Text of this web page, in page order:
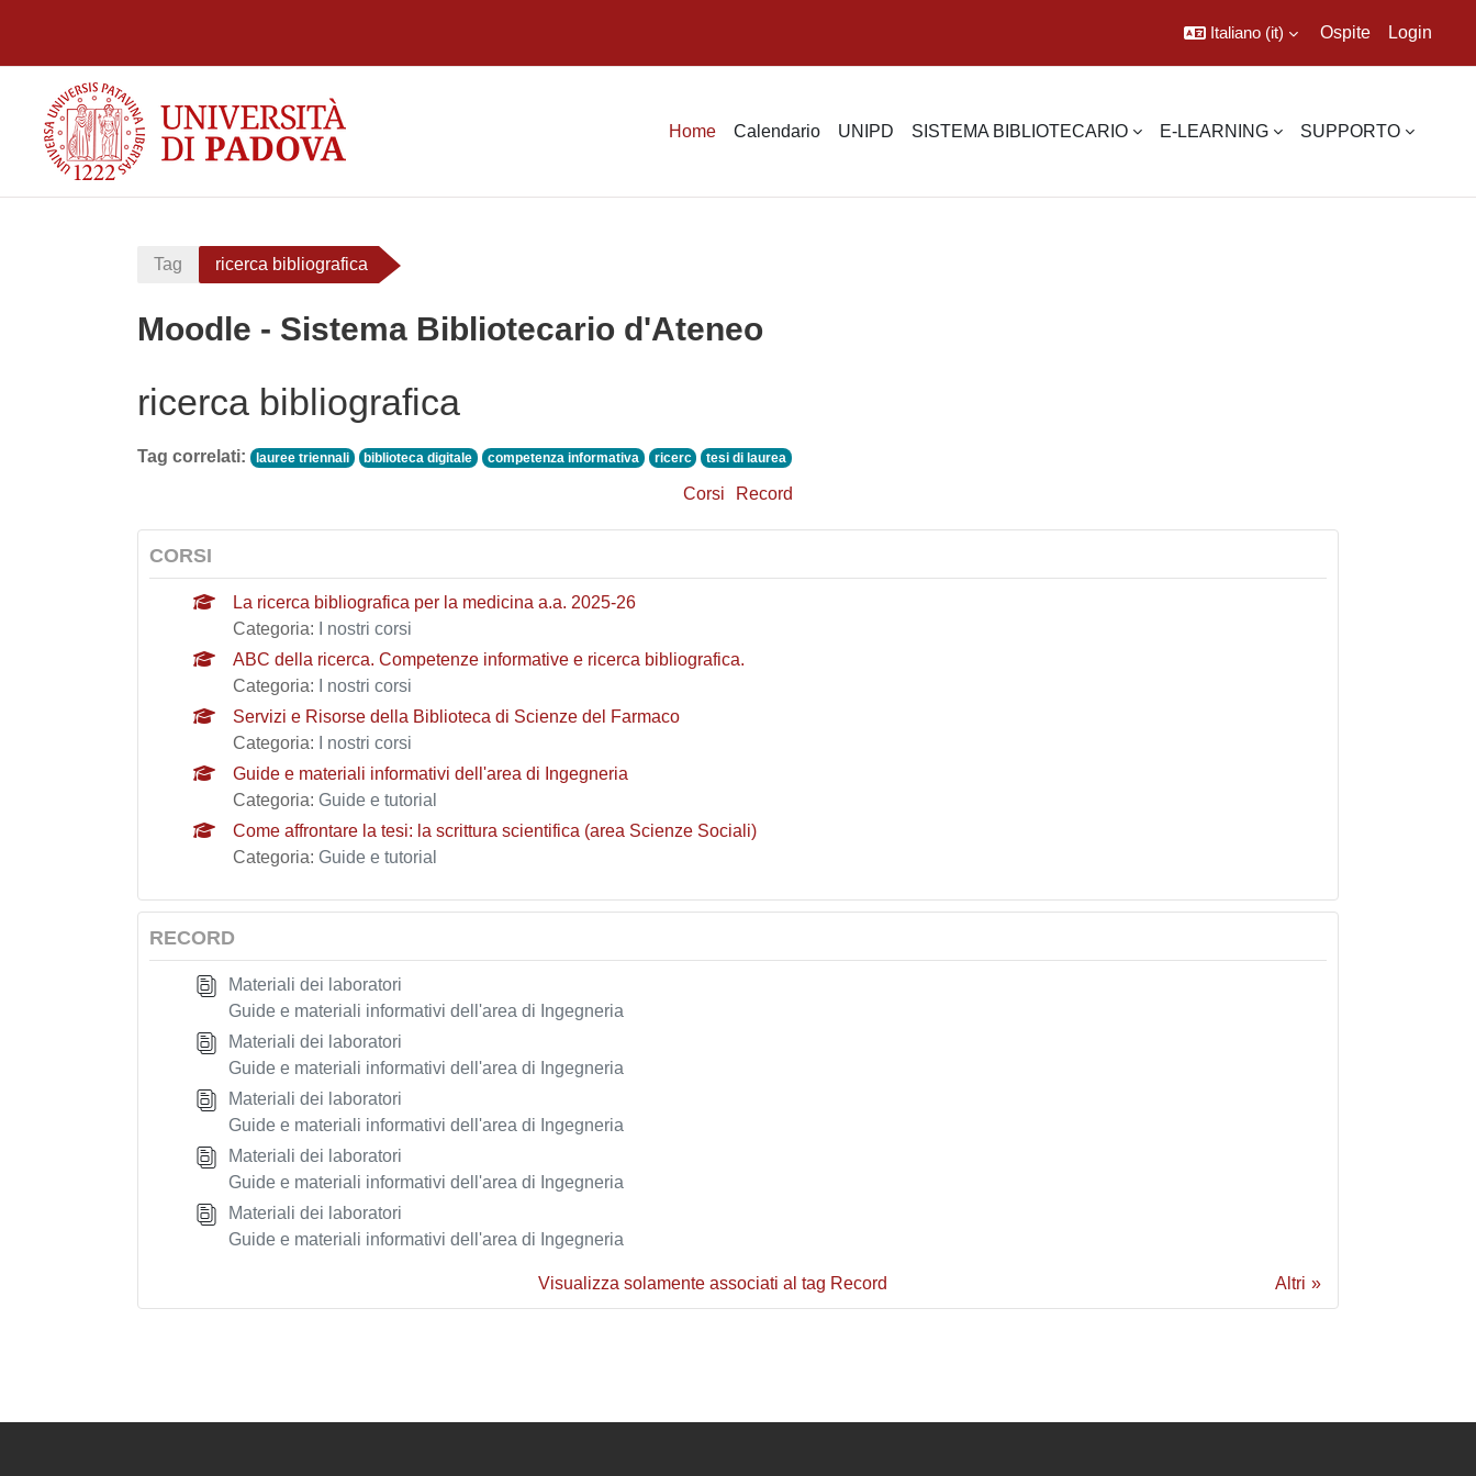
Italiano ‎(it)‎ Ospite Login
Home Calendario UNIPD SISTEMA BIBLIOTECARIO E-LEARNING SUPPORTO
Tag ricerca bibliografica
Moodle - Sistema Bibliotecario d'Ateneo
ricerca bibliografica
Tag correlati: lauree triennali biblioteca digitale competenza informativa ricerc tesi di laurea
Corsi Record
CORSI
La ricerca bibliografica per la medicina a.a. 2025-26
Categoria:
I nostri corsi
ABC della ricerca. Competenze informative e ricerca bibliografica.
Categoria:
I nostri corsi
Servizi e Risorse della Biblioteca di Scienze del Farmaco
Categoria:
I nostri corsi
Guide e materiali informativi dell'area di Ingegneria
Categoria: Guide e tutorial
Come affrontare la tesi: la scrittura scientifica (area Scienze Sociali)
Categoria: Guide e tutorial
RECORD
Materiali dei laboratori
Guide e materiali informativi dell'area di Ingegneria
Materiali dei laboratori
Guide e materiali informativi dell'area di Ingegneria
Materiali dei laboratori
Guide e materiali informativi dell'area di Ingegneria
Materiali dei laboratori
Guide e materiali informativi dell'area di Ingegneria
Materiali dei laboratori
Guide e materiali informativi dell'area di Ingegneria
Altri
Visualizza solamente associati al tag Record